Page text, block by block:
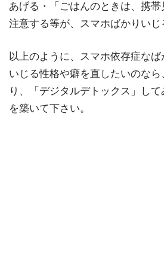
あげる・「ごはんのときは、携
注意する等が、スマホばかりいじ
以上のように、スマホ依存症なば
いじる性格や癖を直したいのな
り、「デジタルデトックス」し
を築いて下さい。